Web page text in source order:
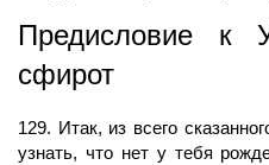
Предисловие к
сфирот
129. Итак, из всего
узнать, что нет у тебя